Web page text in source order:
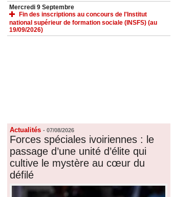
Mercredi 9 Septembre
Fin des inscriptions au concours de l'Institut
national supérieur de formation sociale (INSFS) (au
19/09/2026)
Actualités - 07/08/2026
Forces spéciales ivoiriennes : le
passage d’une unité d’élite qui
cultive le mystère au cœur du
défilé